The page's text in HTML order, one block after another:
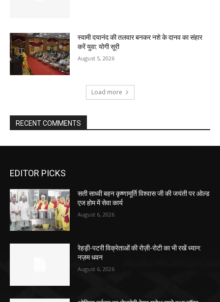
स्वामी दयानंद की तलवार बनकर नशे के दानव का संहार
करें युवा: योगी सूरी
August 5, 2026
Load more
RECENT COMMENTS
EDITOR PICKS
सती साध्वी बहन कृष्णामूर्ति विश्वास जी की जयंती पर ओल्ड
एज होम में सेवा कार्य
August 6, 2026
रेहड़ी-पटरी विक्रेताओं की रोज़ी-रोटी का भी रखें ध्यान:
नज़म धवन
August 6, 2026